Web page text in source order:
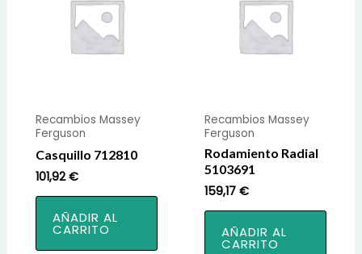
Recambios Massey
Ferguson
Casquillo 712810
101,92€
AÑADIR AL
CARRITO
Recambios Massey
Ferguson
Rodamiento Radial
5103691
159,17€
AÑADIR AL
CARRITO